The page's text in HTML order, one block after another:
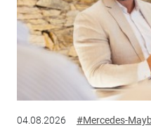
04.08.2026 #Mercedes-